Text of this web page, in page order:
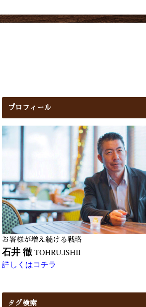
プロフィール
お客様が増え続ける戦略
石井 徹 TOHRU.ISHII
詳しくはコチラ
タグ検索